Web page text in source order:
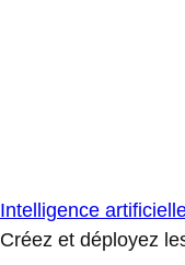
Intelligence
Créez et déployez